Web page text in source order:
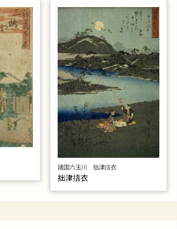
諸国六玉川 拙津擣衣
拙津擣衣